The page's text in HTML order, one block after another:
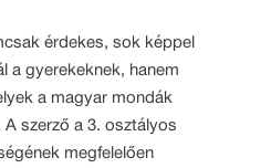
érdekes, sok képpel
a gyerekeknek, hanem
a magyar mondák
szerző a 3. osztályos
megfelelően